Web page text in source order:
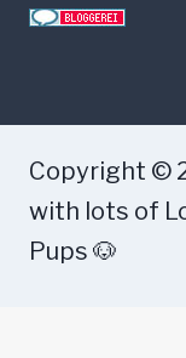
Copyright ©
with lots of
Pups 🐶